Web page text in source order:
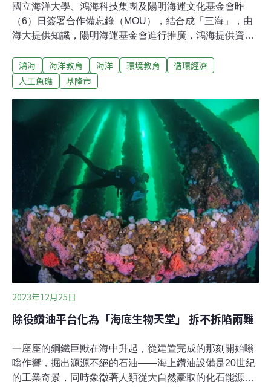
國立海洋大學、鴻海科技集團及陽明海運文化基金會昨
（6）日簽署合作備忘錄（MOU），結合成「三海」，由
海大提供知識，陽明海運基金會進行推廣，鴻海提供資
這座山海城市向外擴張。三海攜手推廣環境教育 盼與海共
好成普世價值海洋大學、鴻海集團及陽明海運基金會昨日
教育及海洋文化推廣，共同推進海洋永續發展。海洋大學
副校長冉繁華說明，先前已與鴻海合作，如今加上陽明基
金會，成為「三海計畫」。海大水產養殖學教授李孟州解
釋，三方本來各自進行海洋教育，透過合作由鴻海提供資
金、海大提供最新海洋知識，基金會負責推廣，讓更多社
區民眾了解海洋永續、海洋科技等新觀念。基隆是有深厚
歷史的山海城市，要讓這些文化、知識從基隆向外擴張，
將在本月16日、23日，於陽明海洋文化藝術館舉辦關於魚
骨、海洋酸化的課程，後續也會由海大規劃更多活
鴻海 海洋教育 海洋 環境教育
循環經濟
人工魚礁
基隆市
2023年12月25日
除役鑽油平台化為「海底生物天堂」 拆不拆陷兩難
一座座的鋼鐵巨獸在海中升起，從建置完成的那刻開始嗡
嗡作響，掘出源源不絕的石油——海上鑽油設備是20世紀
的工業奇景，同時象徵著人類從大自然豪取的化石能源，